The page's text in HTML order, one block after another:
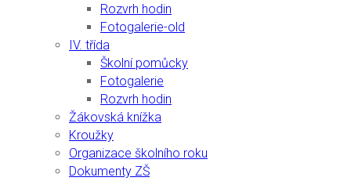
Rozvrh hodin
Fotogalerie-old
IV. třída
Školní pomůcky
Fotogalerie
Rozvrh hodin
Žákovská knížka
Kroužky
Organizace školního roku
Dokumenty ZŠ